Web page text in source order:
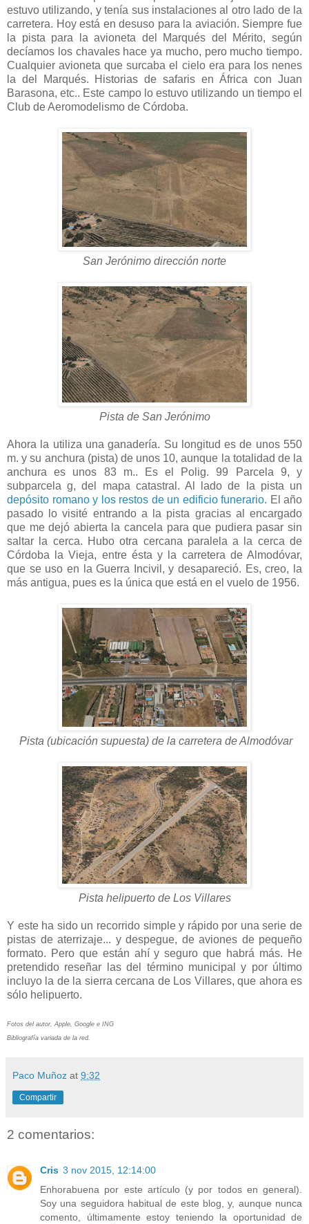
estuvo utilizando, y tenía sus instalaciones al otro lado de la
carretera. Hoy está en desuso para la aviación. Siempre fue
la pista para la avioneta del Marqués del Mérito, según
decíamos los chavales hace ya mucho, pero mucho tiempo.
Cualquier avioneta que surcaba el cielo era para los nenes
la del Marqués. Historias de safaris en África con Juan
Barasona, etc.. Este campo lo estuvo utilizando un tiempo el
Club de Aeromodelismo de Córdoba.
San Jerónimo dirección norte
Pista de San Jerónimo
Ahora la utiliza una ganadería. Su longitud es de unos 550
m. y su anchura (pista) de unos 10, aunque la totalidad de la
anchura es unos 83 m.. Es el Polig. 99 Parcela 9, y
subparcela g, del mapa catastral. Al lado de la pista un
depósito romano y los restos de un edificio funerario. El año
pasado lo visité entrando a la pista gracias al encargado
que me dejó abierta la cancela para que pudiera pasar sin
saltar la cerca. Hubo otra cercana paralela a la cerca de
Córdoba la Vieja, entre ésta y la carretera de Almodóvar,
que se uso en la Guerra Incivil, y desapareció. Es, creo, la
más antigua, pues es la única que está en el vuelo de 1956.
Pista (ubicación supuesta) de la carretera de Almodóvar
Pista helipuerto de Los Villares
Y este ha sido un recorrido simple y rápido por una serie de
pistas de aterrizaje... y despegue, de aviones de pequeño
formato. Pero que están ahí y seguro que habrá más. He
pretendido reseñar las del término municipal y por último
incluyo la de la sierra cercana de Los Villares, que ahora es
sólo helipuerto.
Fotos del autor, Apple, Google e ING
Bibliografía variada de la red.
Paco Muñoz at 9:32
Compartir
2 comentarios:
Cris 3 nov 2015, 12:14:00
Enhorabuena por este artículo (y por todos en general).
Soy una seguidora habitual de este blog, y, aunque nunca
comento, últimamente estoy teniendo la oportunidad de